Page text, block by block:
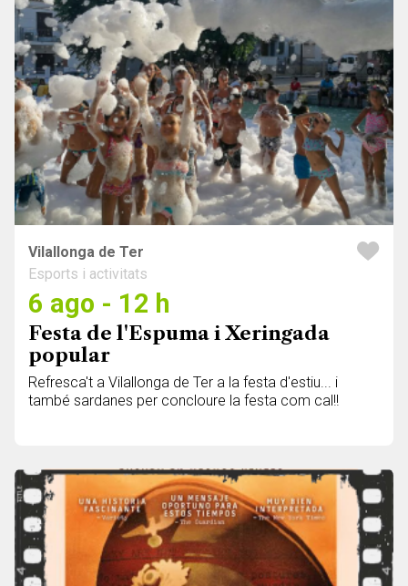
Vilallonga de Ter
Esports i activitats
6 ago - 12 h
Festa de l'Espuma i Xeringada
popular
Refresca't a Vilallonga de Ter a la festa d'estiu... i
també sardanes per concloure la festa com cal!!